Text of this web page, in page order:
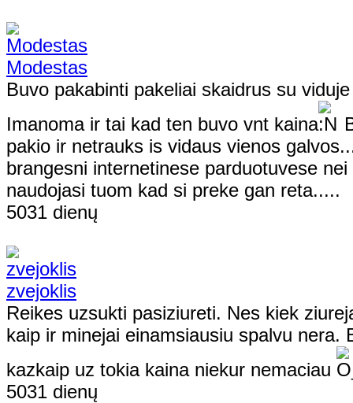
Modestas
Buvo pakabinti pakeliai skaidrus su
Imanoma ir tai kad ten buvo vnt kaina
pakio ir netrauks is vidaus vienos
brangesni internetinese parduotuvese
naudojasi tuom kad si preke gan reta.....
5031 dienų
zvejoklis
Reikes uzsukti pasiziureti. Nes kiek
kaip ir minejai einamsiausiu spalvu nera.
kazkaip uz tokia kaina niekur nemaciau
5031 dienų